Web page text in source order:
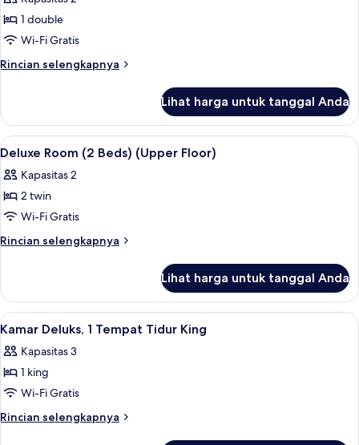
foto
untuk
KING
DELUXE
1 double
Wi-Fi Gratis
Rincian selengkapnya
Rincian
KING
DELUXE
ROOM
Lihat harga untuk tanggal Anda
Lihat
semua
foto
untuk
Deluxe
Room
(Upper
Floor)
Minibar, brankas, meja kerja, dan
8
Deluxe Room (2 Beds) (Upper Floor)
Kapasitas 2
2 twin
Wi-Fi Gratis
Rincian selengkapnya
Rincian
Deluxe
Room
(2
(Upper
Floor)
Lihat harga untuk tanggal Anda
Lihat
semua
foto
untuk
Kamar
Deluks,
Kamar Deluks, 1 Tempat Tidur King |
7
Kamar Deluks, 1 Tempat Tidur King
Kapasitas 3
1 king
Wi-Fi Gratis
Rincian selengkapnya
Rincian